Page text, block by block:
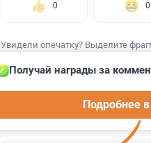
0 0
Увидели опечатку? Выделите
КОММЕНТАРИИ 4
Получай награды за
Подробнее